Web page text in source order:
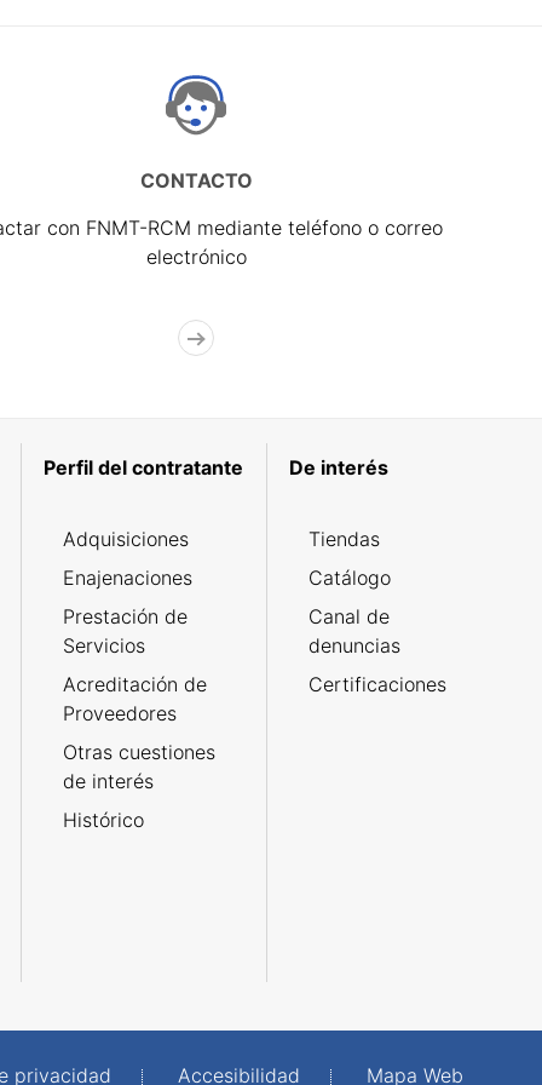
CONTACTO
con FNMT-RCM mediante teléfono o correo
electrónico
Perfil del contratante
Adquisiciones
Enajenaciones
Prestación de
Servicios
Acreditación de
Proveedores
Otras cuestiones
de interés
Histórico
De interés
Tiendas
Catálogo
Canal de
denuncias
Certificaciones
privacidad Accesibilidad Mapa Web